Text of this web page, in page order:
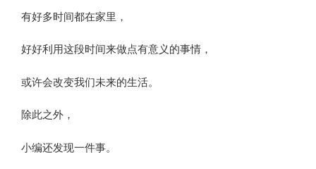
有好多时间都在家里，
好好利用这段时间来做点有意义的事情，
或许会改变我们未来的生活。
除此之外，
小编还发现一件事。